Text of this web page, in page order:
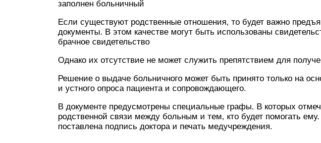
заполнен больничный
Если существуют родственные отношения, то будет важно
документы. В этом качестве могут быть использованы
брачное свидетельство
Однако их отсутствие не может служить препятствием для
Решение о выдаче больничного может быть принято только на
и устного опроса пациента и сопровождающего.
В документе предусмотрены специальные графы. В которых
родственной связи между больным и тем, кто будет помогать
поставлена подпись доктора и печать медучреждения.